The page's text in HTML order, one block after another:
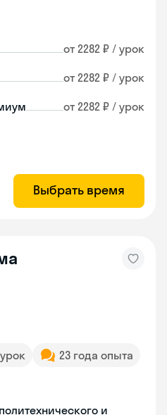
от 2282 ₽ / урок
от 2282 ₽ / урок
от 2282 ₽ / урок
Выбрать время
23 года опыта
и